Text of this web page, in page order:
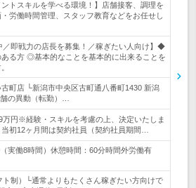
ントスキルを学べる環境！】店舗接客、調理を
労働時間管理、スタッフ教育などをお任せし
／即戦力の店長を募集！／稼ぎたい人向け】◆
る方 ◎基本的なことを基本的に出来ることを
町店 └新潟市中央区古町通八番町1430 新潟
の異動（転勤）…
万円※経験・スキルを考慮の上、決定いたしま
初12ヶ月間は契約社員（契約社員期間…
実働8時間）休憩時間：60分時間外労働有
ト制）└通常よりもたくさん稼ぎたい方向けで